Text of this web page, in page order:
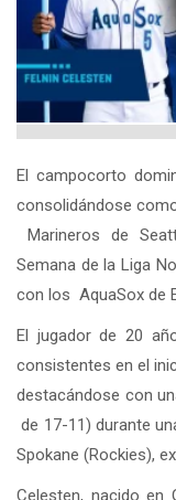
El campocorto
consolidándose
Marineros de
Semana de la Liga
con los AquaSox de
El jugador de 20
consistentes en el
destacándose con
de 17-11) durante
Spokane (Rockies),
Celesten, nacido en